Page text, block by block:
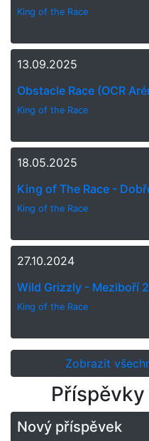
King of the Race
13.09.2025
Obstacle Race (OCR
King of the Race
18.05.2025
King of The Race -
King of the Race
27.10.2024
Wild Grizzly - Meziboří
King of the Race
Zobrazit
Nový příspěvek